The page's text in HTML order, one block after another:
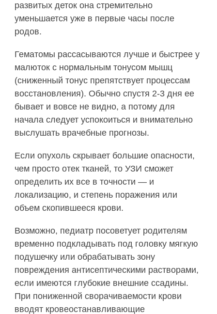
развитых деток она стремительно
уменьшается уже в первые часы после
родов.
Гематомы рассасываются лучше и быстрее у
малюток с нормальным тонусом мышц
(сниженный тонус препятствует процессам
восстановления). Обычно спустя 2-3 дня ее
бывает и вовсе не видно, а потому для
начала следует успокоиться и внимательно
выслушать врачебные прогнозы.
Если опухоль скрывает большие опасности,
чем просто отек тканей, то УЗИ сможет
определить их все в точности — и
локализацию, и степень поражения или
объем скопившееся крови.
Возможно, педиатр посоветует родителям
временно подкладывать под головку мягкую
подушечку или обрабатывать зону
повреждения антисептическими растворами,
если имеются глубокие внешние ссадины.
При пониженной сворачиваемости крови
вводят кровеостанавливающие